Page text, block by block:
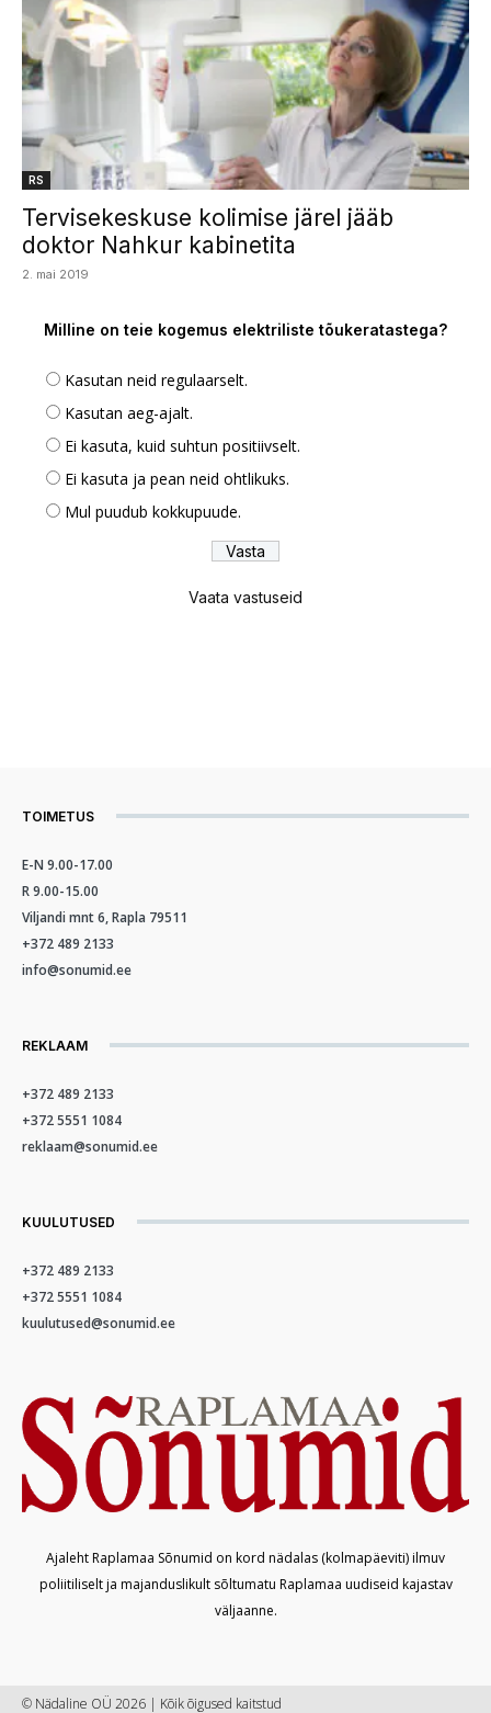
RS
Tervisekeskuse kolimise järel jääb
doktor Nahkur kabinetita
2. mai 2019
Milline on teie kogemus elektriliste tõukeratastega?
Kasutan neid regulaarselt.
Kasutan aeg-ajalt.
Ei kasuta, kuid suhtun positiivselt.
Ei kasuta ja pean neid ohtlikuks.
Mul puudub kokkupuude.
Vaata vastuseid
TOIMETUS
E-N 9.00-17.00
R 9.00-15.00
Viljandi mnt 6, Rapla 79511
+372 489 2133
info@sonumid.ee
REKLAAM
+372 489 2133
+372 5551 1084
reklaam@sonumid.ee
KUULUTUSED
+372 489 2133
+372 5551 1084
kuulutused@sonumid.ee
Ajaleht Raplamaa Sõnumid on kord nädalas (kolmapäeviti) ilmuv
poliitiliselt ja majanduslikult sõltumatu Raplamaa uudiseid kajastav
väljaanne.
© Nädaline OÜ 2026 | Kõik õigused kaitstud